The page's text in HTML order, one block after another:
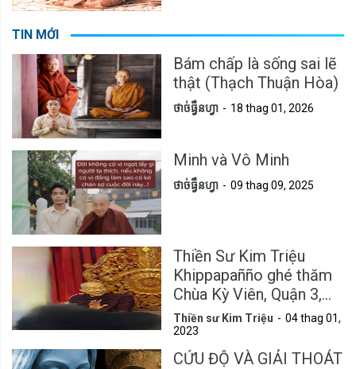
TIN MỚI
Bám chấp là sống sai lẽ
thật (Thạch Thuận Hòa)
ថាច់ធ្វឹនហ្វា 18 thag 01, 2026
Minh và Vô Minh
ថាច់ធ្វឹនហ្វា 09 thag 09, 2025
Thiền Sư Kim Triệu
Khippapañño ghé thăm
Chùa Kỳ Viên, Quận 3,
Tp.HCM
Thiền sư Kim Triệu
04 thag 01,
2023
CỨU ĐỘ VÀ GIẢI THOÁT